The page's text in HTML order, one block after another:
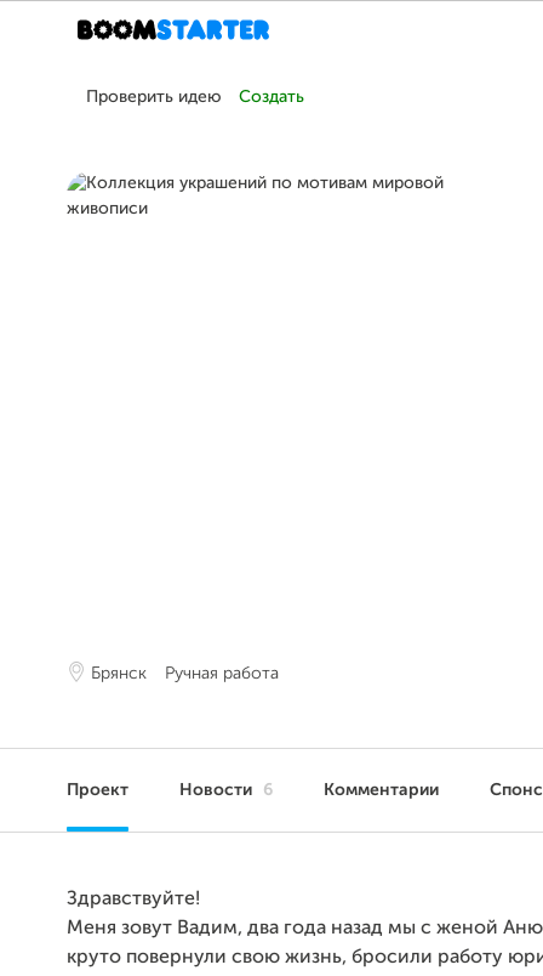
Проверить идею Создать
Брянск Ручная работа
Проект Новости 6 Комментарии
Здравствуйте!
Меня зовут Вадим, два года назад мы с женой
круто повернули свою жизнь, бросили работу